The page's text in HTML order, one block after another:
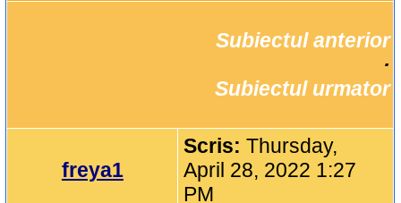
Subiectul anterior
Subiectul urmator
freya1
Scris:Thursday,
April 28, 2022 1:27
PM